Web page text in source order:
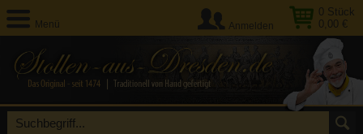
Menü
0 Stück
0,00 €
Anmelden